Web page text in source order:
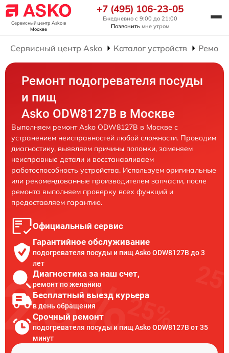
Сервисный центр Askoв
Москве
+7 (495) 106-23-05
Ежедневно с 9:00 до 21:00
Позвонить мне утром
Сервисный центр Asko Каталог устройств
Ремонт подогревателя посуды
и пищ
Asko ODW8127B в Москве
Выполняем ремонт Asko ODW8127B в Москве с
устранением неисправностей любой сложности. Проводим
диагностику, выявляем причины поломки, заменяем
неисправные детали и восстанавливаем
работоспособность устройства. Используем оригинальные
или рекомендованные производителем запчасти, после
ремонта выполняем проверку всех функций и
предоставляем гарантию.
Официальный сервис
Гарантийное обслуживание
подогревателя посуды и пищ Asko ODW8127B до 3
лет
Диагностика за наш счет,
ремонт по желанию
Бесплатный выезд курьера
в день обращения
Срочный ремонт
подогревателя посуды и пищ Asko ODW8127B от 35
минут